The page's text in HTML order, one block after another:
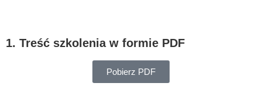
1. Treść szkolenia w formie PDF
Pobierz PDF